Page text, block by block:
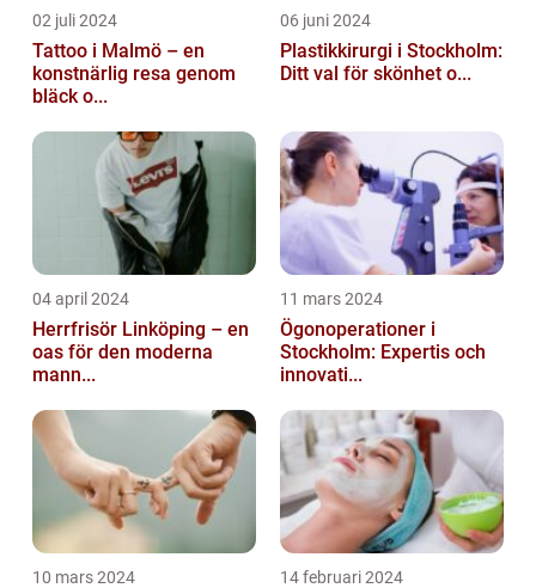
02 juli 2024
Tattoo i Malmö – en
konstnärlig resa genom
bläck o...
06 juni 2024
Plastikkirurgi i Stockholm:
Ditt val för skönhet o...
04 april 2024
Herrfrisör Linköping – en
oas för den moderna
mann...
11 mars 2024
Ögonoperationer i
Stockholm: Expertis och
innovati...
10 mars 2024 14 februari 2024